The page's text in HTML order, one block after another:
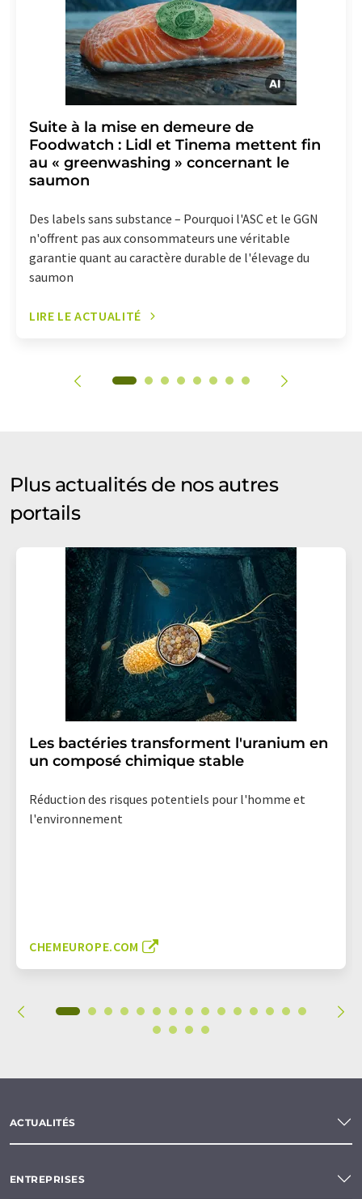
Suite à la mise en demeure de
Foodwatch : Lidl et Tinema mettent fin
au « greenwashing » concernant le
saumon
Des labels sans substance – Pourquoi l'ASC et le GGN
n'offrent pas aux consommateurs une véritable
garantie quant au caractère durable de l'élevage du
saumon
LIRE LE ACTUALITÉ
Plus actualités de nos autres
portails
Les bactéries transforment l'uranium en
un composé chimique stable
Réduction des risques potentiels pour l'homme et
l'environnement
CHEMEUROPE.COM
ACTUALITÉS
ENTREPRISES